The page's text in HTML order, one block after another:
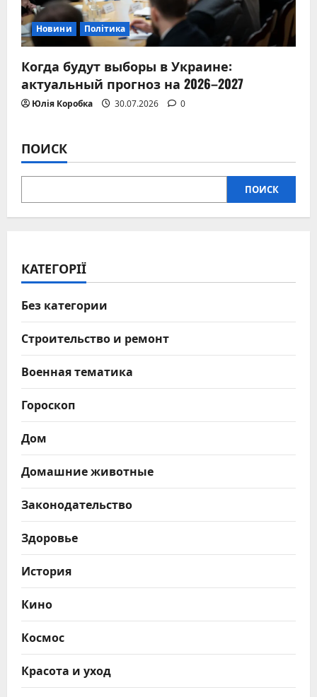
Новини Політика
Когда будут выборы в Украине:
актуальный прогноз на 2026–2027
Юлія Коробка 30.07.2026 0
ПОИСК
ПОИСК
КАТЕГОРІЇ
Без категории
Строительство и ремонт
Военная тематика
Гороскоп
Дом
Домашние животные
Законодательство
Здоровье
История
Кино
Космос
Красота и уход